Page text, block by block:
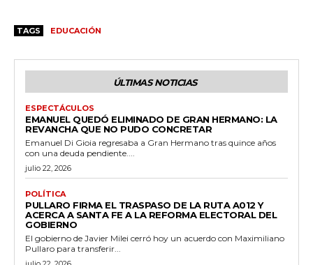
TAGS EDUCACIÓN
ÚLTIMAS NOTICIAS
ESPECTÁCULOS
EMANUEL QUEDÓ ELIMINADO DE GRAN HERMANO: LA
REVANCHA QUE NO PUDO CONCRETAR
Emanuel Di Gioia regresaba a Gran Hermano tras quince años
con una deuda pendiente....
julio 22, 2026
POLÍTICA
PULLARO FIRMA EL TRASPASO DE LA RUTA A012 Y
ACERCA A SANTA FE A LA REFORMA ELECTORAL DEL
GOBIERNO
El gobierno de Javier Milei cerró hoy un acuerdo con Maximiliano
Pullaro para transferir...